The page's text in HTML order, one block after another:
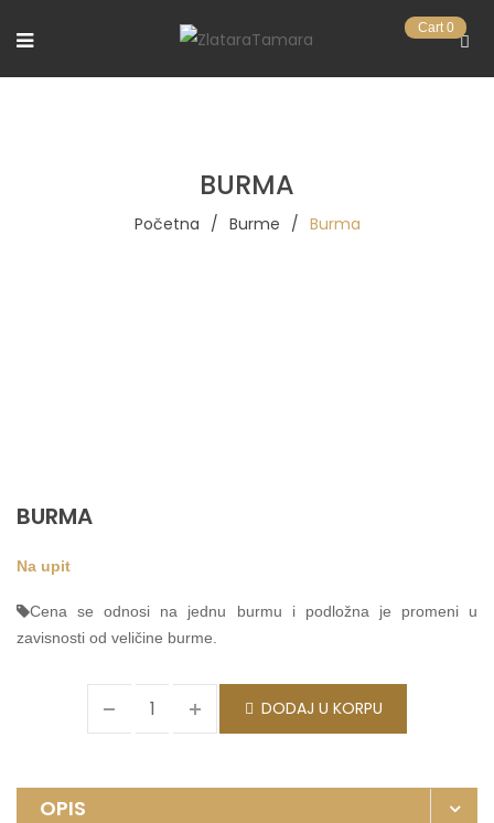
Cart 0
BURMA
Početna / Burme / Burma
BURMA
Na upit
Cena se odnosi na jednu burmu i podložna je promeni u
zavisnosti od veličine burme.
DODAJ U KORPU
OPIS